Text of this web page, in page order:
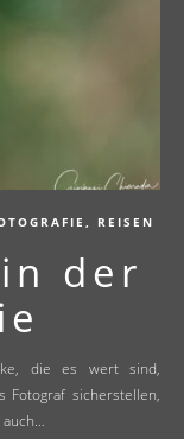
REISEN
der
Fotograf sicherstellen,